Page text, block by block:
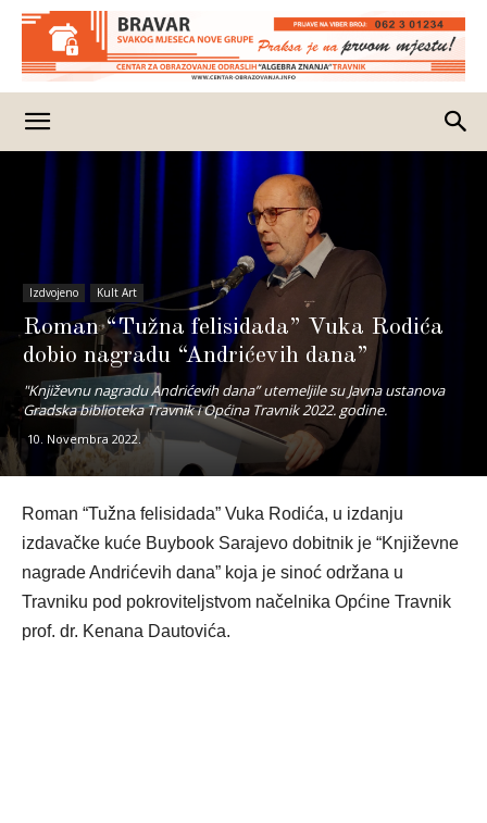
Izdvojeno Kult Art
Roman “Tužna felisidada” Vuka Rodića
dobio nagradu “Andrićevih dana”
"Književnu nagradu Andrićevih dana” utemeljile su Javna ustanova
Gradska biblioteka Travnik i Općina Travnik 2022. godine.
10. Novembra 2022.
Roman “Tužna felisidada” Vuka Rodića, u izdanju
izdavačke kuće Buybook Sarajevo dobitnik je “Književne
nagrade Andrićevih dana” koja je sinoć održana u
Travniku pod pokroviteljstvom načelnika Općine Travnik
prof. dr. Kenana Dautovića.